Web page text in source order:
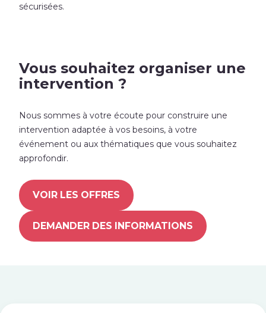
sécurisées.
Vous souhaitez organiser une
intervention ?
Nous sommes à votre écoute pour construire une
intervention adaptée à vos besoins, à votre
événement ou aux thématiques que vous souhaitez
approfondir.
VOIR LES OFFRES
DEMANDER DES INFORMATIONS